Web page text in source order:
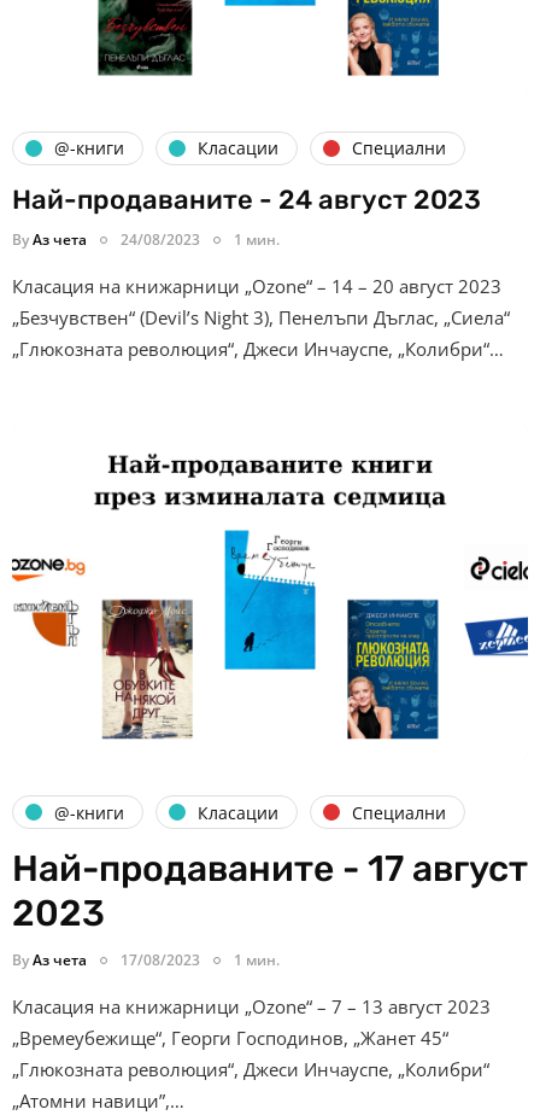
@-книги Класации Специални
Най-продаваните - 24 август 2023
ByАз чета 24/08/2023 1 мин.
Класация на книжарници „Ozone“ – 14 – 20 август 2023
„Безчувствен“ (Devil’s Night 3), Пенелъпи Дъглас, „Сиела“
„Глюкозната революция“, Джеси Инчауспе, „Колибри“…
@-книги Класации Специални
Най-продаваните - 17 август
2023
ByАз чета 17/08/2023 1 мин.
Класация на книжарници „Ozone“ – 7 – 13 август 2023
„Времеубежище“, Георги Господинов, „Жанет 45“
„Глюкозната революция“, Джеси Инчауспе, „Колибри“
„Атомни навици”,…